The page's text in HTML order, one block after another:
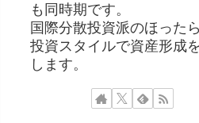
も同時期です。
国際分散投資派のほった
投資スタイルで資産形成
します。